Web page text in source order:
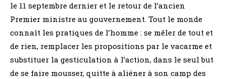
le 11 septembre dernier et le retour de l’ancien
Premier ministre au gouvernement. Tout le monde
connaît les pratiques de l’homme : se mêler de tout et
de rien, remplacer les propositions par le vacarme et
substituer la gesticulation à l’action, dans le seul but
de se faire mousser, quitte à aliéner à son camp des